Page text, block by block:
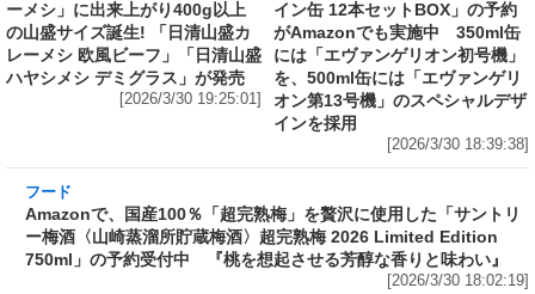
インを採用
[2026/3/30 18:39:38]
フード
Amazonで、国産100％「超完熟梅」を贅沢に使
用した「サントリー梅酒〈山崎蒸溜所貯蔵梅
酒〉超完熟梅 2026 Limited Edition 750ml」の
予約受付中 『桃を想起させる芳醇な香りと味
[2026/3/30 18:02:19]
フード
ラーメン山岡家監修で創業から変わらぬ伝統の